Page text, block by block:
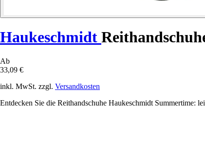
Haukeschmidt
Ab
33,09 €
inkl. MwSt. zzgl. Versandkosten
Entdecken Sie die Reithandschuhe Haukeschmidt Summertime: